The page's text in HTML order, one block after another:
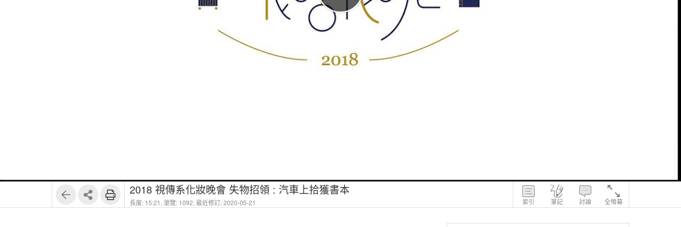
索引 筆記 討論 全螢幕
2018 視傳系化妝晚會 失物招領 : 汽車上拾獲書本
長度: 15:21, 瀏覽: 1092, 最近修訂: 2020-05-21